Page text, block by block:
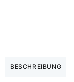
BESCHREIBUNG